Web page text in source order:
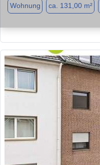
Wohnung ca. 131,00 m²